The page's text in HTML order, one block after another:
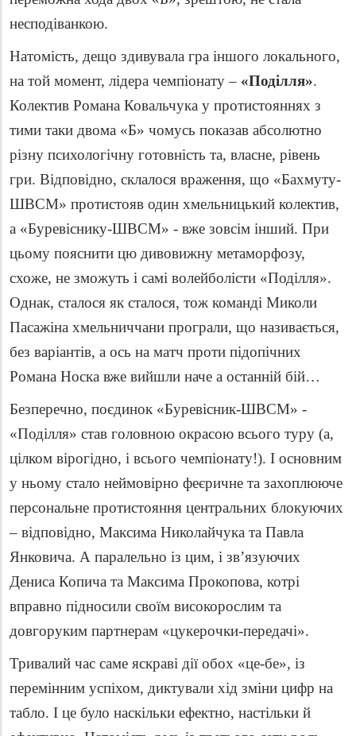
несподіванкою.
Натомість, дещо здивувала гра іншого локального,
на той момент, лідера чемпіонату – «Поділля».
Колектив Романа Ковальчука у протистояннях з
тими таки двома «Б» чомусь показав абсолютно
різну психологічну готовність та, власне, рівень
гри. Відповідно, склалося враження, що «Бахмуту-
ШВСМ» протистояв один хмельницький колектив,
а «Буревіснику-ШВСМ» - вже зовсім інший. При
цьому пояснити цю дивовижну метаморфозу,
схоже, не зможуть і самі волейболісти «Поділля».
Однак, сталося як сталося, тож команді Миколи
Пасажіна хмельниччани програли, що називається,
без варіантів, а ось на матч проти підопічних
Романа Носка вже вийшли наче а останній бій…
Безперечно, поєдинок «Буревісник-ШВСМ» -
«Поділля» став головною окрасою всього туру (а,
цілком вірогідно, і всього чемпіонату!). І основним
у ньому стало неймовірно феєричне та захоплююче
персональне протистояння центральних блокуючих
– відповідно, Максима Николайчука та Павла
Янковича. А паралельно із цим, і зв’язуючих
Дениса Копича та Максима Прокопова, котрі
вправно підносили своїм високорослим та
довгоруким партнерам «цукерочки-передачі».
Тривалий час саме яскраві дії обох «це-бе», із
перемінним успіхом, диктували хід зміни цифр на
табло. І це було наскільки ефектно, настільки й